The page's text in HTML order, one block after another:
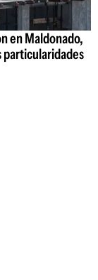
en Maldonado,
particularidades